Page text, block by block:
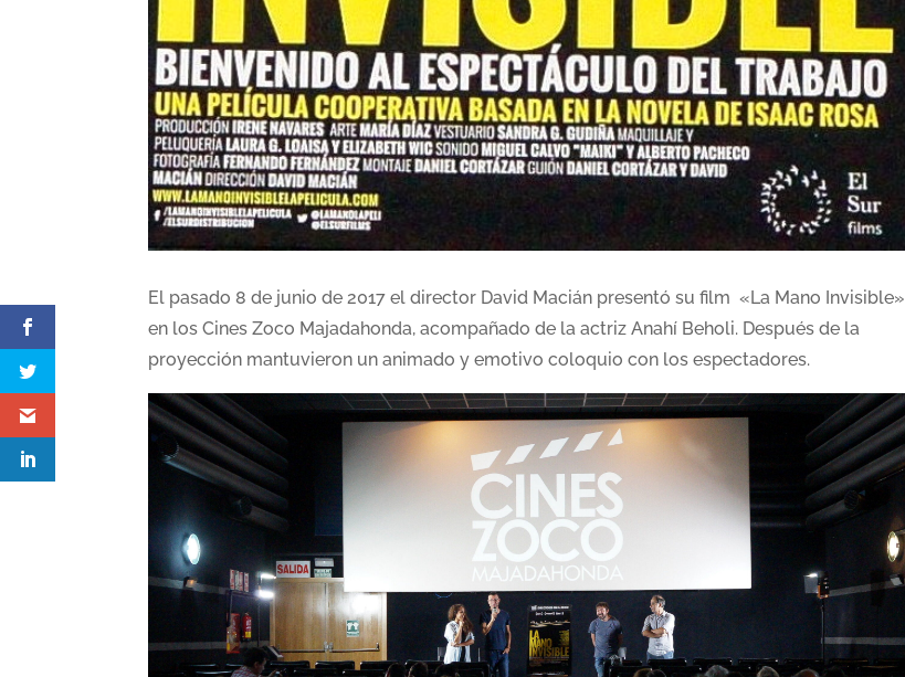
El pasado 8 de junio de 2017 el director David Macián presentó su film «La Mano Invisible»
en los Cines Zoco Majadahonda, acompañado de la actriz Anahí Beholi. Después de la
proyección mantuvieron un animado y emotivo coloquio con los espectadores.